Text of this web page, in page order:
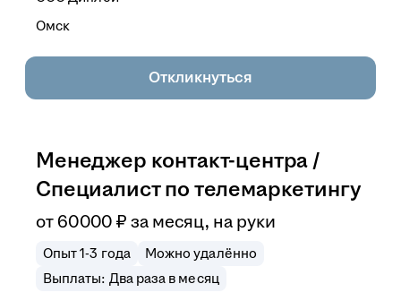
Омск
Откликнуться
Менеджер контакт-центра /
Специалист по телемаркетингу
от60 000 ₽ за месяц, на руки
Опыт 1-3 года
Можно удалённо
Выплаты: Два раза в месяц